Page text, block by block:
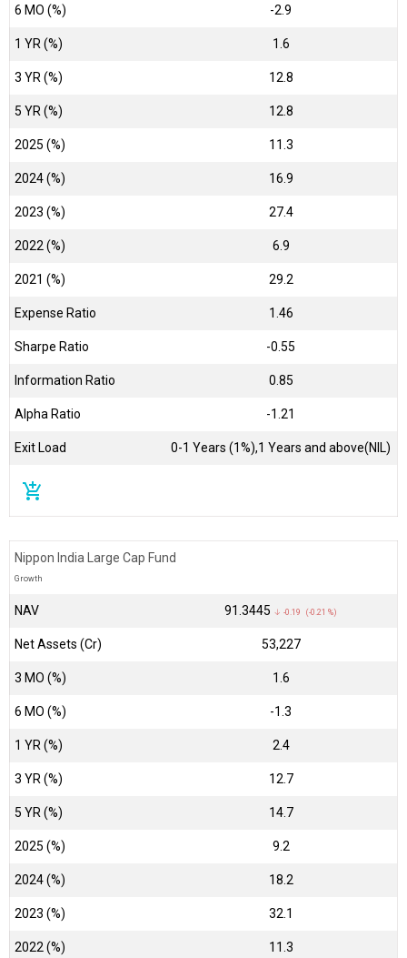
6 MO (%) -2.9
1 YR (%) 1.6
3 YR (%) 12.8
5 YR (%) 12.8
2025 (%) 11.3
2024 (%) 16.9
2023 (%) 27.4
2022 (%) 6.9
2021 (%) 29.2
Expense Ratio 1.46
Sharpe Ratio -0.55
Information Ratio 0.85
Alpha Ratio -1.21
Exit Load 0-1 Years (1%),1 Years and above(NIL)
add_shopping_cart
Nippon India Large Cap Fund
Growth
NAV ₹91.3445 ↓ -0.19 (-0.21 %)
Net Assets (Cr) ₹53,227
3 MO (%) 1.6
6 MO (%) -1.3
1 YR (%) 2.4
3 YR (%) 12.7
5 YR (%) 14.7
2025 (%) 9.2
2024 (%) 18.2
2023 (%) 32.1
2022 (%) 11.3